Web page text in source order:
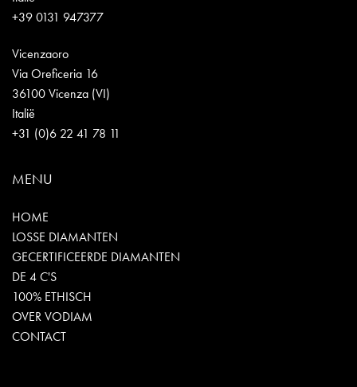
+39 0131 947377
Vicenzaoro
Via Oreficeria 16
36100 Vicenza (VI)
Italië
+31 (0)6 22 41 78 11
MENU
HOME
LOSSE DIAMANTEN
GECERTIFICEERDE DIAMANTEN
DE 4 C'S
100% ETHISCH
OVER VODIAM
CONTACT